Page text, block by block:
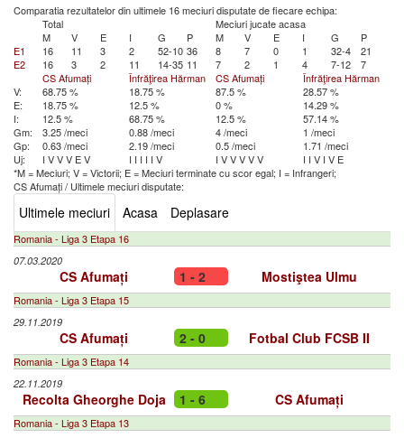
Comparatia rezultatelor din ultimele 16 meciuri disputate de fiecare echipa:
Total
Meciuri jucate acasa
M
V E I G P M V E I G
P
E1
16 11 3 2 52-10 36 8 7 0 1 32-4
21
E2
16 3 2 11 14-35 11 7 2 1 4 7-12
7
CS Afumați
Înfrăţirea Hărman CS Afumați
Înfrăţirea Hărman
V:
68.75 % 18.75 % 87.5 %
28.57 %
E:
18.75 % 12.5 % 0 %
14.29 %
I:
12.5 % 68.75 % 12.5 %
57.14 %
Gm:
3.25 /meci 0.88 /meci 4 /meci
1 /meci
Gp:
0.63 /meci 2.19 /meci 0.5 /meci
1.71 /meci
Uj:
I VVV EV I I I I I V I VVVVV I I V I V E
*M = Meciuri; V = Victorii; E = Meciuri terminate cu scor egal; I = Infrangeri;
CS Afumați/ Ultimele meciuri disputate:
Ultimele meciuri Acasa Deplasare
Romania - Liga 3 Etapa 16
07.03.2020
CS Afumați 1 - 2 Mostiştea Ulmu
Romania - Liga 3 Etapa 15
29.11.2019
CS Afumați 2 - 0 Fotbal Club FCSB II
Romania - Liga 3 Etapa 14
22.11.2019
Recolta Gheorghe Doja 1 - 6 CS Afumați
Romania - Liga 3 Etapa 13